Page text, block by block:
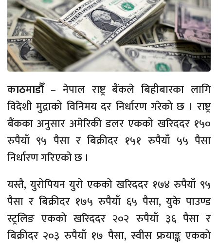
काठमाडौँ – नेपाल राष्ट्र बैंकले बिहीबारका लागि
विदेशी मुद्राको विनिमय दर निर्धारण गरेको छ । राष्ट्र
बैंकका अनुसार अमेरिकी डलर एकको खरिददर १५०
रुपैयाँ ९५ पैसा र बिक्रीदर १५१ रुपैयाँ ५५ पैसा
निर्धारण गरिएको छ ।
यस्तै, युरोपियन युरो एकको खरिददर १७४ रुपैयाँ ९५
पैसा र बिक्रीदर १७५ रुपैयाँ ६५ पैसा, युके पाउण्ड
स्ट्रलिङ एकको खरिददर २०२ रुपैयाँ ३६ पैसा र
बिक्रीदर २०३ रुपैयाँ १७ पैसा, स्वीस फ्रयाङ्क एकको